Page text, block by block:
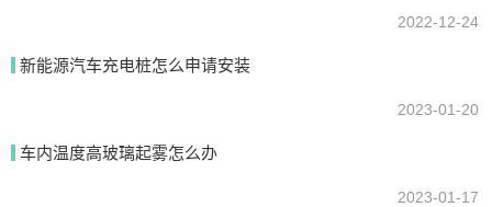
2022-12-24
新能源汽车充电桩怎么申请安装
2023-01-20
车内温度高玻璃起雾怎么办
2023-01-17